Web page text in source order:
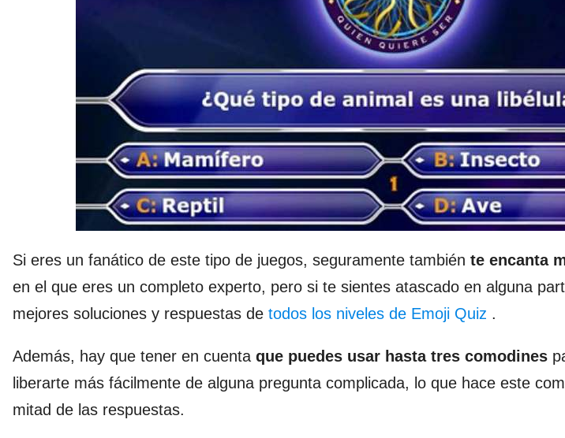
Si eres un fanático de este tipo de juegos, seguramente también te encanta
en el que eres un completo experto, pero si te sientes atascado en alguna
mejores soluciones y respuestas de todos los niveles de Emoji Quiz .
Además, hay que tener en cuenta que puedes usar hasta tres comodines
liberarte más fácilmente de alguna pregunta complicada, lo que hace este
mitad de las respuestas.